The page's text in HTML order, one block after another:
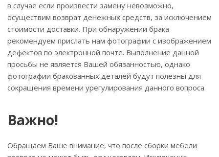
в случае если произвести замену невозможно,
осуществим возврат денежных средств, за исключением
стоимости доставки. При обнаружении брака
рекомендуем прислать нам фотографии с изображением
дефектов по электронной почте. Выполнение данной
просьбы не является Вашей обязанностью, однако
фотографии бракованных деталей будут полезны для
сокращения времени урегулирования данного вопроса.
Важно!
Обращаем Ваше внимание, что после сборки мебели